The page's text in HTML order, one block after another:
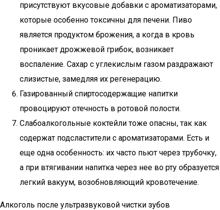
присутствуют вкусовые добавки с ароматизаторами,
которые особенно токсичны для печени. Пиво
является продуктом брожения, а когда в кровь
проникает дрожжевой грибок, возникает
воспаление. Сахар с углекислым газом раздражают
слизистые, замедляя их регенерацию.
Газированный спиртосодержащие напитки
провоцируют отечность в ротовой полости.
Слабоалкогольные коктейли тоже опасны, так как
содержат подсластители с ароматизаторами. Есть и
еще одна особенность: их часто пьют через трубочку,
а при втягивании напитка через нее во рту образуется
легкий вакуум, возобновляющий кровотечение.
Алкоголь после ультразвуковой чистки зубов